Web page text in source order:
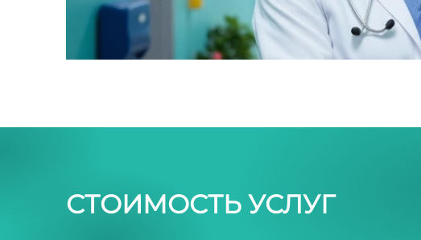
СТОИМОСТЬ УСЛУГ